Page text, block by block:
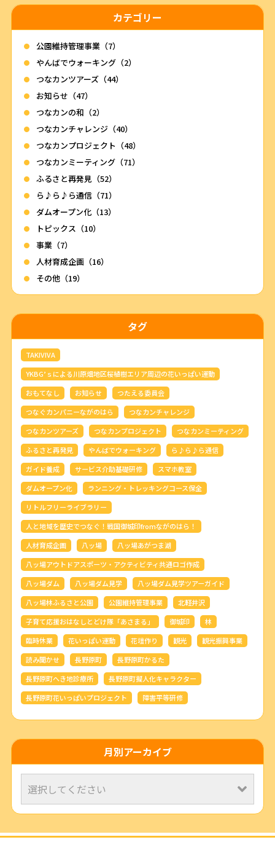
カテゴリー
公園維持管理事業（7）
やんばでウォーキング（2）
つなカンツアーズ（44）
お知らせ（47）
つなカンの和（2）
つなカンチャレンジ（40）
つなカンプロジェクト（48）
つなカンミーティング（71）
ふるさと再発見（52）
ら♪ら♪ら通信（71）
ダムオープン化（13）
トピックス（10）
事業（7）
人材育成企画（16）
その他（19）
タグ
TAKIVIVA
YKBG’ｓによる川原畑地区桜植樹エリア周辺の花いっぱい運動
おもてなし
お知らせ
つたえる委員会
つなぐカンパニーながのはら
つなカンチャレンジ
つなカンツアーズ
つなカンプロジェクト
つなカンミーティング
ふるさと再発見
やんばでウォーキング
ら♪ら♪ら通信
ガイド養成
サービス介助基礎研修
スマホ教室
ダムオープン化
ランニング・トレッキングコース保全
リトルフリーライブラリー
人と地域を歴史でつなぐ！戦国御城印fromながのはら！
人材育成企画
八ッ場
八ッ場あがつま湖
八ッ場アウトドアスポーツ・アクティビティ共通ロゴ作成
八ッ場ダム
八ッ場ダム見学
八ッ場ダム見学ツアーガイド
八ッ場林ふるさと公園
公園維持管理事業
北軽井沢
子育て応援おはなしとどけ隊「あさまる」
御城印
林
臨時休業
花いっぱい運動 花壇作り 観光
観光振興事業
読み聞かせ
長野原町
長野原町かるた
長野原町へき地診療所
長野原町擬人化キャラクター
長野原町花いっぱいプロジェクト
障害平等研修
月別アーカイブ